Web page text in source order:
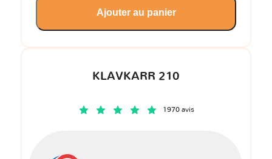
KLAVKARR 210
1970 avis
Ajouter au panier